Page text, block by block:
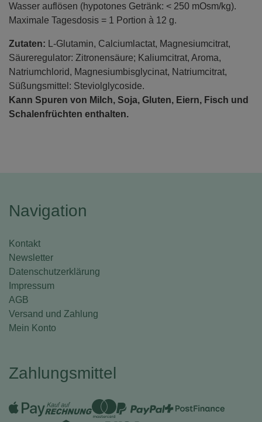
Wasser auflösen (hypotones Getränk: < 250 mOsm/kg).
Maximale Tagesdosis = 1 Portion à 12 g.
Zutaten: L-Glutamin, Calciumlactat, Magnesiumcitrat,
Säureregulator: Zitronensäure; Kaliumcitrat, Aroma,
Natriumchlorid, Magnesiumbisglycinat, Natriumcitrat,
Süßungsmittel: Steviolglycoside.
Kann Spuren von Milch, Soja, Gluten, Eiern, Fisch und
Schalenfrüchten enthalten.
Navigation
Kontakt
Newsletter
Datenschutzerklärung
Impressum
AGB
Versand und Zahlung
Mein Konto
Zahlungsmittel